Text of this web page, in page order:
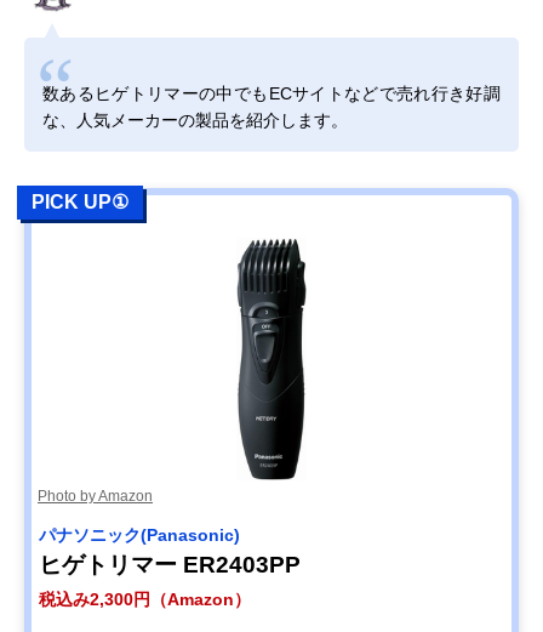
Amazonで見る
ロゼンスター
水洗いができて清
ブラウン(Braun)
ヒゲトリマー シリ
ーズ9 BT9560
ヒゲの濃さを自動
で読み取る人工知
能搭載
Philips(フィリッ
プス) ヒゲトリマ
ー 5000シリーズ
ヒゲもヘアーも自
在にスタイリング
パナソニック
(Panasonic) ヒゲ
Amazonで見る
コイズミ(Koizumi)
KMC-0641/H
数あるヒゲトリマーの中でもECサイトなどで売れ行き好調
な、人気メーカーの製品を紹介します。
PICK UP①
Photo by Amazon
パナソニック(Panasonic)
ヒゲトリマー ER2403PP
税込み2,300円（Amazon）